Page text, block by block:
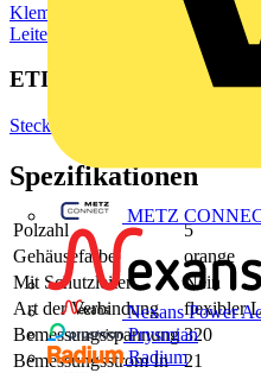
METZ
Nexans Power
Prysmian
Radium
Klemmen, Steckverbinder &
Leiterplattensteckverbinder
ETIM Group
Steckverbinder
Spezifikationen
Polzahl
5
Gehäusefarbe
orange
Mit Schutzleiter
Nein
Art der Verbindung
flexibler
Bemessungsspannung 320
Bemessungsstrom In
21